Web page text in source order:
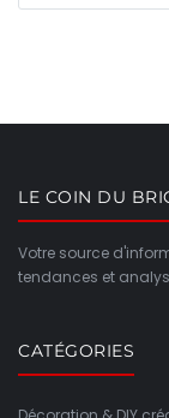
LE COIN DU
Votre source
tendances et
CATÉGORIES